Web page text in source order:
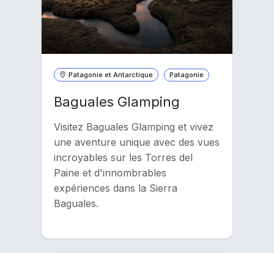
Patagonie et Antarctique Patagonie
Baguales Glamping
Visitez Baguales Glamping et vivez
une aventure unique avec des vues
incroyables sur les Torres del
Paine et d'innombrables
expériences dans la Sierra
Baguales.